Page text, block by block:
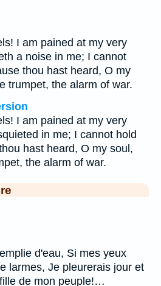
I am pained at my very
a noise in me; I cannot
thou hast heard, O my
trumpet, the alarm of war.
I am pained at my very
in me; I cannot hold
hast heard, O my soul,
the alarm of war.
d'eau, Si mes yeux
larmes, Je pleurerais jour et
de mon peuple!…